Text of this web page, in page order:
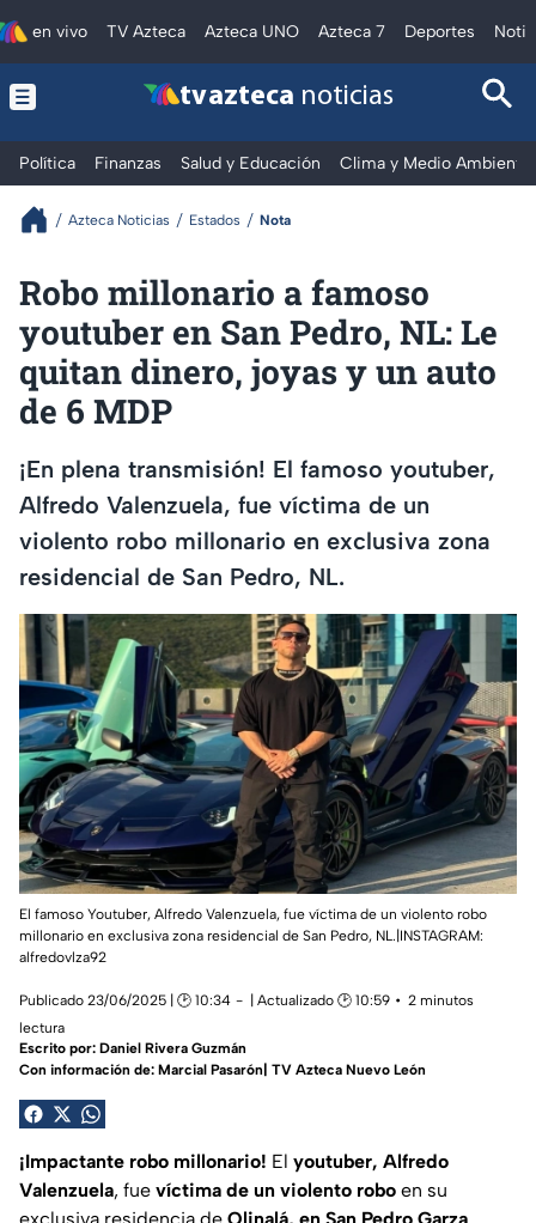
en vivo TV Azteca Azteca UNO Azteca 7 Deportes
tv azteca noticias
Política Finanzas Salud y Educación Clima y Medio Ambiente
Azteca Noticias Estados Nota
Robo millonario a famoso
youtuber en San Pedro, NL: Le
quitan dinero, joyas y un auto
de 6 MDP
¡En plena transmisión! El famoso youtuber,
Alfredo Valenzuela, fue víctima de un
violento robo millonario en exclusiva zona
residencial de San Pedro, NL.
El famoso Youtuber, Alfredo Valenzuela, fue víctima de un violento robo
millonario en exclusiva zona residencial de San Pedro, NL.|INSTAGRAM:
alfredovlza92
Publicado 23/06/2025 | 🕑 10:34 | Actualizado 🕑 10:59
2 minutos
lectura
Escrito por: Daniel Rivera Guzmán
Con información de: Marcial Pasarón| TV Azteca Nuevo León
¡Impactante robo millonario! El youtuber, Alfredo
Valenzuela, fue víctima de un violento robo en su